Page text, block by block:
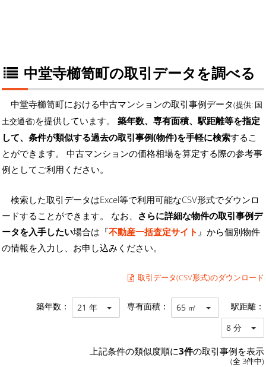
中堂寺櫛笥町の取引データを調べる
中堂寺櫛笥町における中古マンションの取引事例データ(提供: 国
土交通省)を提供しています。 築年数、専有面積、駅距離等を指定
して、条件が類似する過去の取引事例(物件)を手軽に検索するこ
とができます。 中古マンションの価格相場を算定する際の参考事
例としてご利用ください。
検索した取引データはExcel等で利用可能なCSV形式でダウンロ
ードすることができます。 なお、 さらに詳細な物件の取引事例デ
ータを入手したい場合は『不動産一括査定サイト 』から個別物件
の情報を入力し、お申し込みください。
取引データ(CSV形式)のダウンロード
築年数： 21 年 専有面積： 65 ㎡ 駅距離：
8 分
上記条件の類似度順に3件の取引事例を表示
(全 3件中)